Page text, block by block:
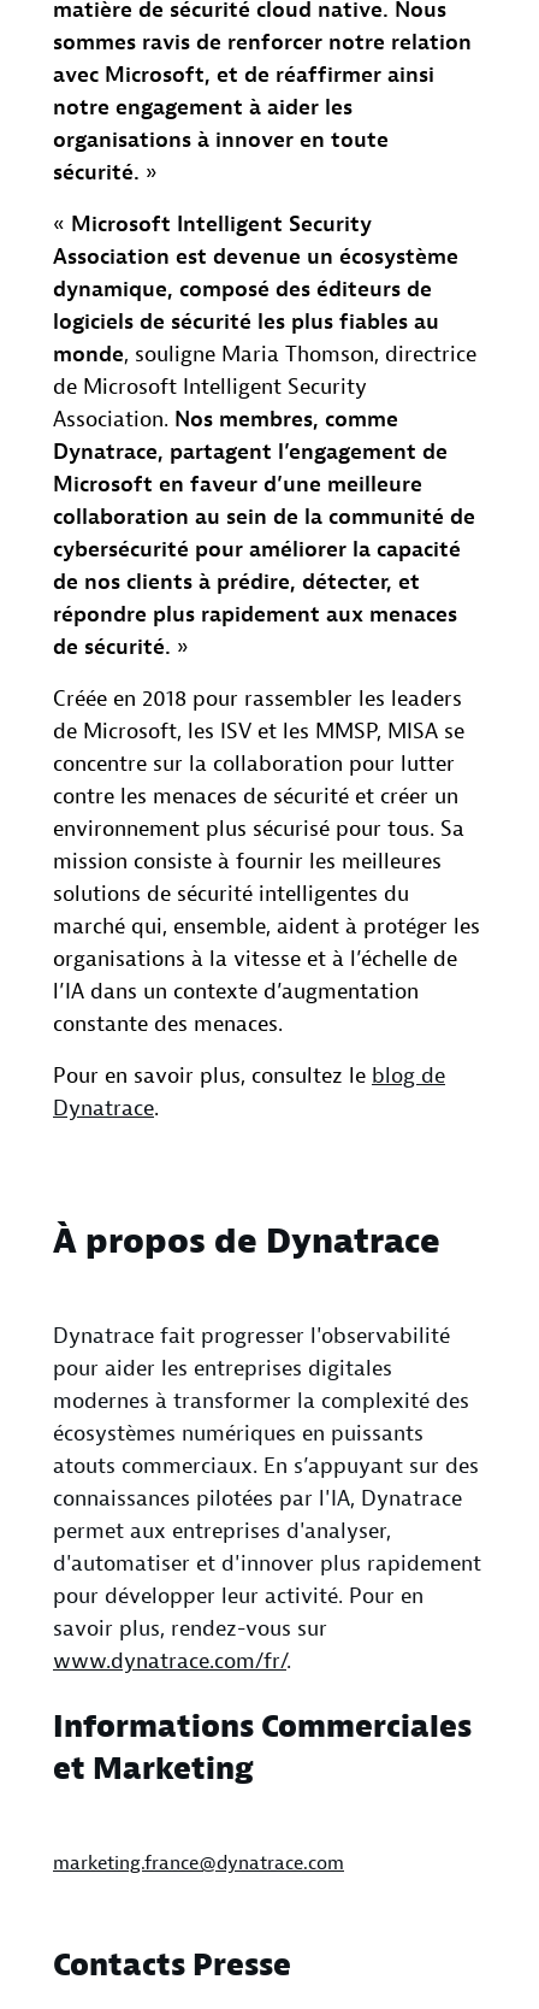
matière de sécurité cloud native. Nous
sommes ravis de renforcer notre relation
avec Microsoft, et de réaffirmer ainsi
notre engagement à aider les
organisations à innover en toute
sécurité. »
« Microsoft Intelligent Security
Association est devenue un écosystème
dynamique, composé des éditeurs de
logiciels de sécurité les plus fiables au
monde, souligne Maria Thomson, directrice
de Microsoft Intelligent Security
Association. Nos membres, comme
Dynatrace, partagent l’engagement de
Microsoft en faveur d’une meilleure
collaboration au sein de la communité de
cybersécurité pour améliorer la capacité
de nos clients à prédire, détecter, et
répondre plus rapidement aux menaces
de sécurité. »
Créée en 2018 pour rassembler les leaders
de Microsoft, les ISV et les MMSP, MISA se
concentre sur la collaboration pour lutter
contre les menaces de sécurité et créer un
environnement plus sécurisé pour tous. Sa
mission consiste à fournir les meilleures
solutions de sécurité intelligentes du
marché qui, ensemble, aident à protéger les
organisations à la vitesse et à l’échelle de
l’IA dans un contexte d’augmentation
constante des menaces.
Pour en savoir plus, consultez le blog de
Dynatrace.
À propos de Dynatrace
Dynatrace fait progresser l'observabilité
pour aider les entreprises digitales
modernes à transformer la complexité des
écosystèmes numériques en puissants
atouts commerciaux. En s’appuyant sur des
connaissances pilotées par l'IA, Dynatrace
permet aux entreprises d'analyser,
d'automatiser et d'innover plus rapidement
pour développer leur activité. Pour en
savoir plus, rendez-vous sur
www.dynatrace.com/fr/.
Informations Commerciales
et Marketing
marketing.france@dynatrace.com
Contacts Presse